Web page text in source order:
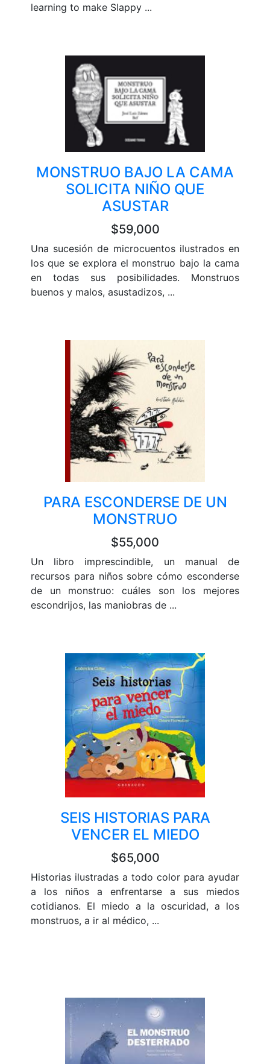
learning to make Slappy ...
MONSTRUO BAJO LA CAMA
SOLICITA NIÑO QUE
ASUSTAR
$59,000
Una sucesión de microcuentos ilustrados en
los que se explora el monstruo bajo la cama
en todas sus posibilidades. Monstruos
buenos y malos, asustadizos, ...
PARA ESCONDERSE DE UN
MONSTRUO
$55,000
Un libro imprescindible, un manual de
recursos para niños sobre cómo esconderse
de un monstruo: cuáles son los mejores
escondrijos, las maniobras de ...
SEIS HISTORIAS PARA
VENCER EL MIEDO
$65,000
Historias ilustradas a todo color para ayudar
a los niños a enfrentarse a sus miedos
cotidianos. El miedo a la oscuridad, a los
monstruos, a ir al médico, ...